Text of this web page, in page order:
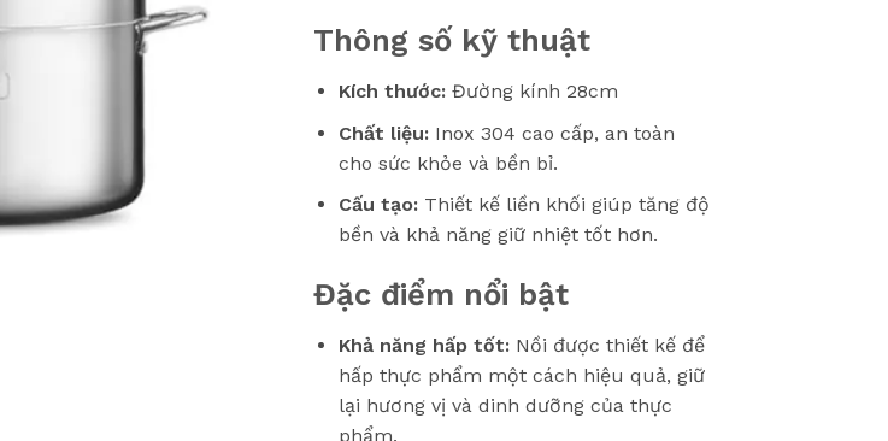
Thông số kỹ thuật
Kích thước:Đường kính 28cm
Chất liệu:Inox 304 cao cấp, an toàn
cho sức khỏe và bền bỉ.
Cấu tạo:Thiết kế liền khối giúp tăng độ
bền và khả năng giữ nhiệt tốt hơn.
Đặc điểm nổi bật
Khả năng hấp tốt:Nồi được thiết kế để
hấp thực phẩm một cách hiệu quả, giữ
lại hương vị và dinh dưỡng của thực
phẩm.